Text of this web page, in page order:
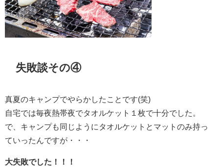
失敗談その④
真夏のキャンプでやらかしたことです(笑)
自宅では毎夜熱帯夜でタオルケット１枚で十分でした。
で、キャンプも同じようにタオルケットとマットのみ持っ
ていったんですが・・・
大失敗でした！！！